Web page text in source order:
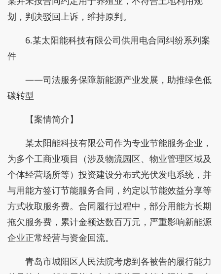
划，判决驳回上诉，维持原判。
6.某太阳能科技有限公司供用电合同纠纷系列案
件
——司法服务保障新能源产业发展，助推绿色低
碳转型
【案情简介】
某太阳能科技有限公司作为专业节能服务企业，
为多个工商业项目（涉及物流园区、物业管理区域及
个体经营场所等）投资建设分布式光伏发电系统，并
与用能方签订节能服务合同，约定以节能效益分享等
方式收取服务费。合同履行过程中，部分用能方长期
拖欠服务费，累计金额达数百万元，严重影响新能源
企业正常经营与资金回流。
青岛市城阳区人民法院考虑到各被告的履行能力